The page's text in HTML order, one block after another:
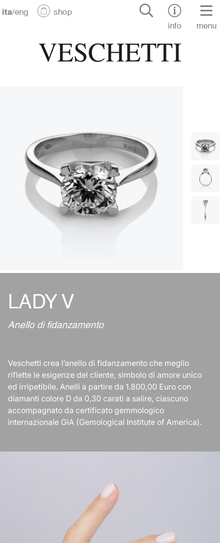
ita/eng
shop
info
menu
LADY V
Anello di fidanzamento
Veschetti crea l’anello di fidanzamento che meglio
riflette le esigenze del cliente, simbolo di amore unico
ed irripetibile. Anelli a partire da 1.800,00 Euro con
diamanti colore D da 0,30 carati a salire, ciascuno
accompagnato da certificato gemmologico
internazionale GIA (Gemological Institute of America).